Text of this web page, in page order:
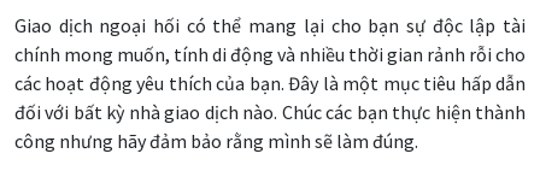
Giao dịch ngoại hối có thể mang lại cho bạn sự độc lập tài
chính mong muốn, tính di động và nhiều thời gian rảnh rỗi cho
các hoạt động yêu thích của bạn. Đây là một mục tiêu hấp dẫn
đối với bất kỳ nhà giao dịch nào. Chúc các bạn thực hiện thành
công nhưng hãy đảm bảo rằng mình sẽ làm đúng.